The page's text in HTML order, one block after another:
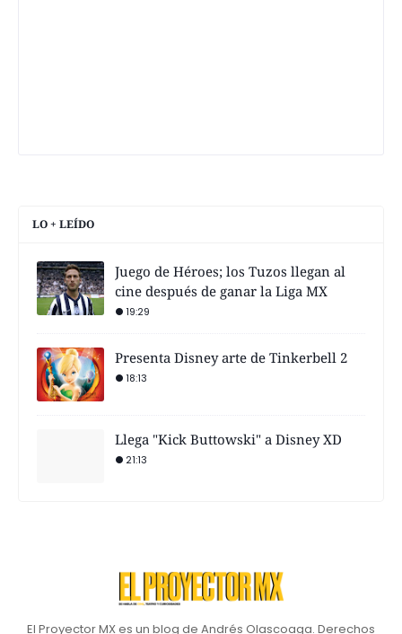
LO + LEÍDO
Juego de Héroes; los Tuzos llegan al
cine después de ganar la Liga MX
19:29
Presenta Disney arte de Tinkerbell 2
18:13
Llega "Kick Buttowski" a Disney XD
21:13
El Proyector MX es un blog de Andrés Olascoaga. Derechos